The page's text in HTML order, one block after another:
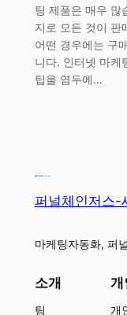
팅 제품은 매우 많
지로 모든 것이 판
어떤 경우에는 구
니다. 인터넷 마케
팁을 염두에…
퍼널체인저스-
마케팅자동화, 퍼
소개
팀
개
개